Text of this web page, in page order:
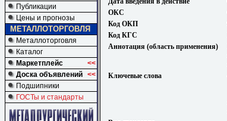
Публикации
Цены и прогнозы
МЕТАЛЛОТОРГОВЛЯ
Металлоторговля
Каталог
Маркетплейс
<<
Доска объявлений <<
Подшипники
ГОСТы и стандарты
ОКС
Код ОКП
Код КГС
Аннотация (область применения)
Ключевые слова